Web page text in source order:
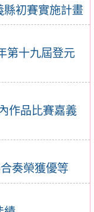
初賽實施計畫
第十九屆登元
作品比賽嘉義
奏榮獲優等